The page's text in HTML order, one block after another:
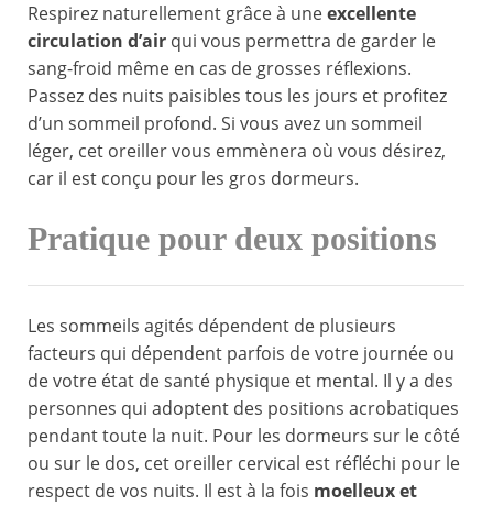
Respirez naturellement grâce à uneexcellente
circulation d’air qui vous permettra de garder le
sang-froid même en cas de grosses réflexions.
Passez des nuits paisibles tous les jours et profitez
d’un sommeil profond. Si vous avez un sommeil
léger, cet oreiller vous emmènera où vous désirez,
car il est conçu pour les gros dormeurs.
Pratique pour deux positions
Les sommeils agités dépendent de plusieurs
facteurs qui dépendent parfois de votre journée ou
de votre état de santé physique et mental. Il y a des
personnes qui adoptent des positions acrobatiques
pendant toute la nuit. Pour les dormeurs sur le côté
ou sur le dos, cet oreiller cervical est réfléchi pour le
respect de vos nuits. Il est à la fois moelleux et